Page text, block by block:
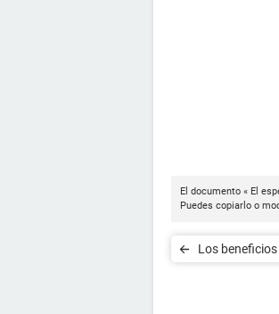
El documento « El
Puedes copiarlo o
Los